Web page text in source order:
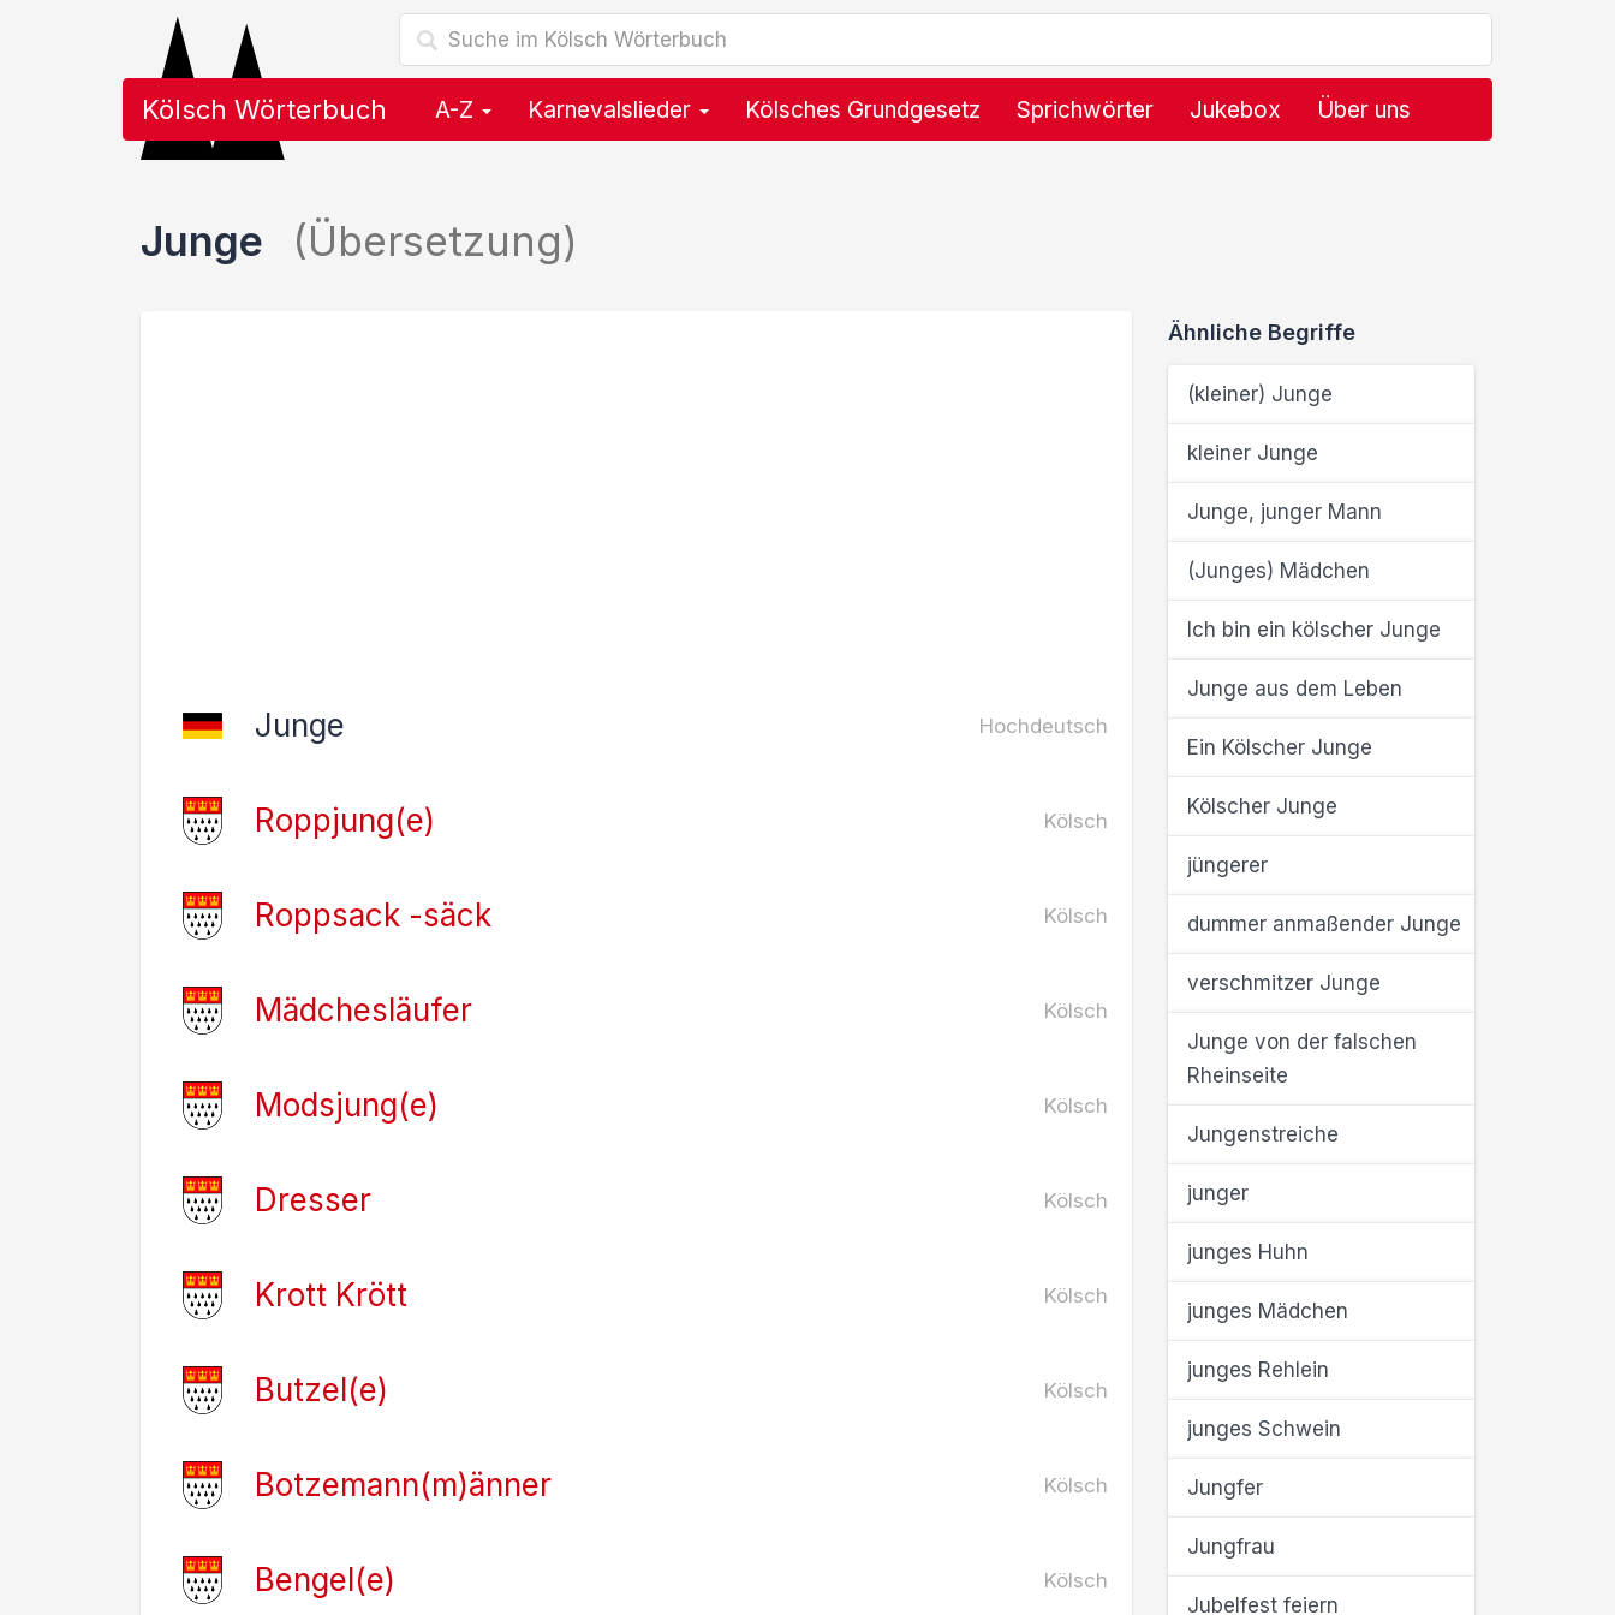
Kölsch Wörterbuch A-Z Karnevalslieder Kölsches Grundgesetz Sprichwörter Jukebox Über uns
Junge (Übersetzung)
Junge Hochdeutsch
Roppjung(e) Kölsch
Roppsack -säck Kölsch
Mädchesläufer Kölsch
Modsjung(e) Kölsch
Dresser Kölsch
Krott Krött Kölsch
Butzel(e) Kölsch
Botzemann(m)änner Kölsch
Bengel(e) Kölsch
Ähnliche Begriffe
(kleiner) Junge
kleiner Junge
Junge, junger Mann
(Junges) Mädchen
Ich bin ein kölscher Junge
Junge aus dem Leben
Ein Kölscher Junge
Kölscher Junge
jüngerer
dummer anmaßender Junge
verschmitzer Junge
Junge von der falschen
Rheinseite
Jungenstreiche
junger
junges Huhn
junges Mädchen
junges Rehlein
junges Schwein
Jungfer
Jungfrau
Jubelfest feiern